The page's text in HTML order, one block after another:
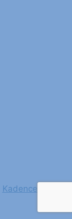
Kadence WP